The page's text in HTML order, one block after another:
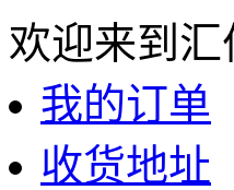
欢迎来到
我的订单
收货地址